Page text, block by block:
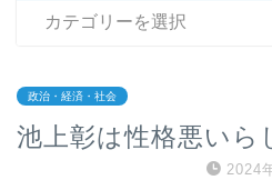
政治・経済・社会
池上彰は性格悪いら
2024